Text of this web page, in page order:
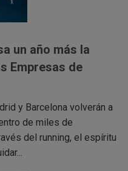
un año más la
Empresas de
y Barcelona volverán a
de miles de
del running, el espíritu